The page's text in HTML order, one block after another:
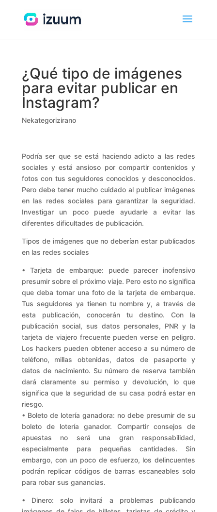
¿Qué tipo de imágenes
para evitar publicar en
Instagram?
Nekategorizirano
Podría ser que se está haciendo adicto a las redes
sociales y está ansioso por compartir contenidos y
fotos con tus seguidores conocidos y desconocidos.
Pero debe tener mucho cuidado al publicar imágenes
en las redes sociales para garantizar la seguridad.
Investigar un poco puede ayudarle a evitar las
diferentes dificultades de publicación.
Tipos de imágenes que no deberían estar publicados
en las redes sociales
• Tarjeta de embarque: puede parecer inofensivo
presumir sobre el próximo viaje. Pero esto no significa
que deba tomar una foto de la tarjeta de embarque.
Tus seguidores ya tienen tu nombre y, a través de
esta publicación, conocerán tu destino. Con la
publicación social, sus datos personales, PNR y la
tarjeta de viajero frecuente pueden verse en peligro.
Los hackers pueden obtener acceso a su número de
teléfono, millas obtenidas, datos de pasaporte y
datos de nacimiento. Su número de reserva también
dará claramente su permiso y devolución, lo que
significa que la seguridad de su casa podrá estar en
riesgo.
• Boleto de lotería ganadora: no debe presumir de su
boleto de lotería ganador. Compartir consejos de
apuestas no será una gran responsabilidad,
especialmente para pequeñas cantidades. Sin
embargo, con un poco de esfuerzo, los delincuentes
podrán replicar códigos de barras escaneables solo
para robar sus ganancias.
• Dinero: solo invitará a problemas publicando